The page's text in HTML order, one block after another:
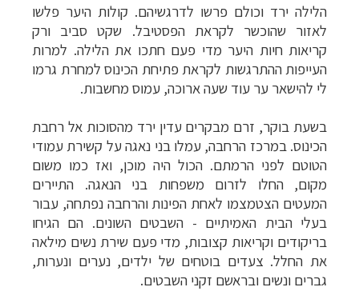
הלילה ירד וכולם פרשו לדרגשיהם. קולות היער פלשו
לאזור שהוכשר לקראת הפסטיבל. שקט סביב ורק
קריאות חיות היער מדי פעם חתכו את הלילה. למרות
העייפות ההתרגשות לקראת פתיחת הכינוס למחרת גרמו
לי להישאר ער עוד שעה ארוכה, עמוס מחשבות.
בשעת בוקר, זרם מבקרים עדין ירד מהסוכות אל רחבת
הכינוס. במרכז הרחבה, עמלו בני נאגה על קשירת עמודי
הטוטם לפני הרמתם. הכול היה מוכן, ואז כמו משום
מקום, החלו לזרום משפחות בני הנאגה. התיירים
המעטים הצטמצמו לאחת הפינות והרחבה נפתחה, עבור
בעלי הבית האמיתיים - השבטים השונים. הם הגיחו
בריקודים וקריאות קצובות, מדי פעם שירת נשים מילאה
את החלל. צעדים בוטחים של ילדים, נערים ונערות,
גברים ונשים ובראשם זקני השבטים.